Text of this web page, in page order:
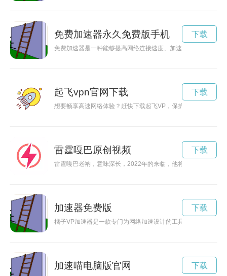
免费加速器永久免费版手机
免费加速器是一种能够提高网络连接速度、加速访问速度的软
下载
起飞vpn官网下载
想要畅享高速网络体验？赶快下载起飞VP，保护个人隐私，让
下载
雷霆嘎巴原创视频
雷霆嘎巴老衲，意味深长，2022年的来临，他将以何种方式破
下载
加速器免费版
橘子VP加速器是一款专门为网络加速设计的工具，能够提升网
下载
加速喵电脑版官网 下载